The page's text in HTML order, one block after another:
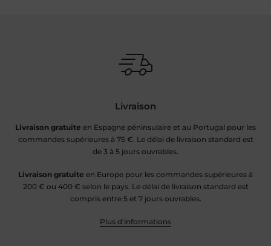
Livraison
Livraison gratuite en Espagne péninsulaire et au Portugal pour les
commandes supérieures à 75 €. Le délai de livraison standard est
de 3 à 5 jours ouvrables.
Livraison gratuite en Europe pour les commandes supérieures à
200 € ou 400 € selon le pays. Le délai de livraison standard est
compris entre 5 et 7 jours ouvrables.
Plus d'informations